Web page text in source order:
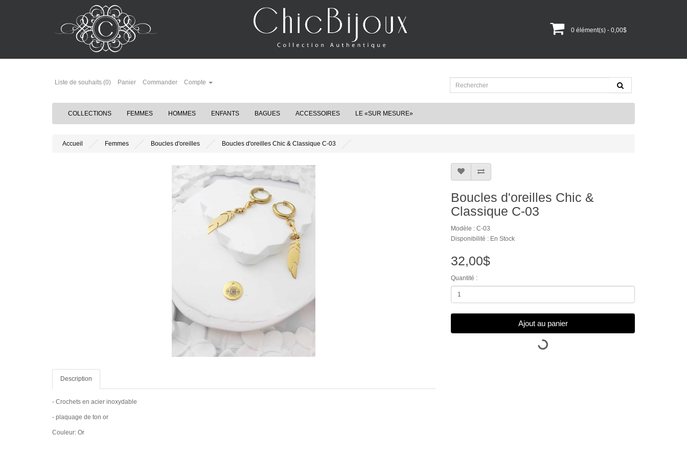
0 élément(s) - 0,00$
Liste de souhaits (0) Panier Commander Compte
COLLECTIONS FEMMES HOMMES ENFANTS BAGUES ACCESSOIRES LE «SUR MESURE»
Accueil Femmes Boucles d'oreilles Boucles d'oreilles Chic & Classique C-03
Description
- Crochets en acier inoxydable
- plaquage de ton or
Couleur: Or
Boucles d'oreilles Chic &
Classique C-03
Modèle : C-03
Disponibilité : En Stock
32,00$
Quantité :
Ajout au panier